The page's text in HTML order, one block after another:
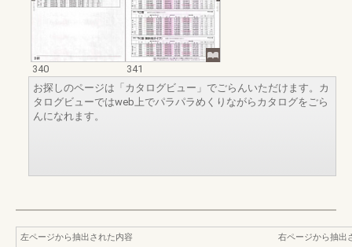
340
341
お探しのページは「カタログビュー」でごらんいただけます。カ
タログビューではweb上でパラパラめくりながらカタログをごら
んになれます。
左ページから抽出された内容
右ページから抽出